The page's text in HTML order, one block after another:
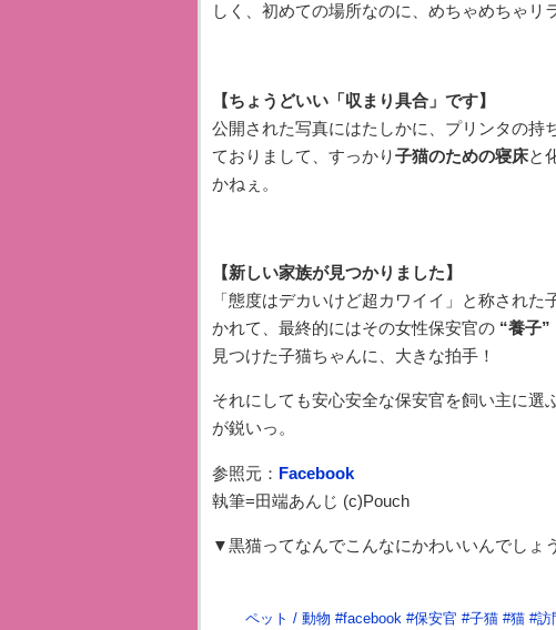
しく、初めての場所なのに、めちゃめちゃ
【ちょうどいい「収まり具合」です】
公開された写真にはたしかに、プリンタの持
ておりまして、すっかり子猫のための寝床と
かねぇ。
【新しい家族が見つかりました】
「態度はデカいけど超カワイイ」と称され
かれて、最終的にはその女性保安官の“養子”
見つけた子猫ちゃんに、大きな拍手！
それにしても安心安全な保安官を飼い主に選
が鋭いっ。
参照元： Facebook
執筆=田端あんじ (c)Pouch
▼黒猫ってなんでこんなにかわいいんでしょ
ペット / 動物 #facebook #保安官 #子猫#猫#訪